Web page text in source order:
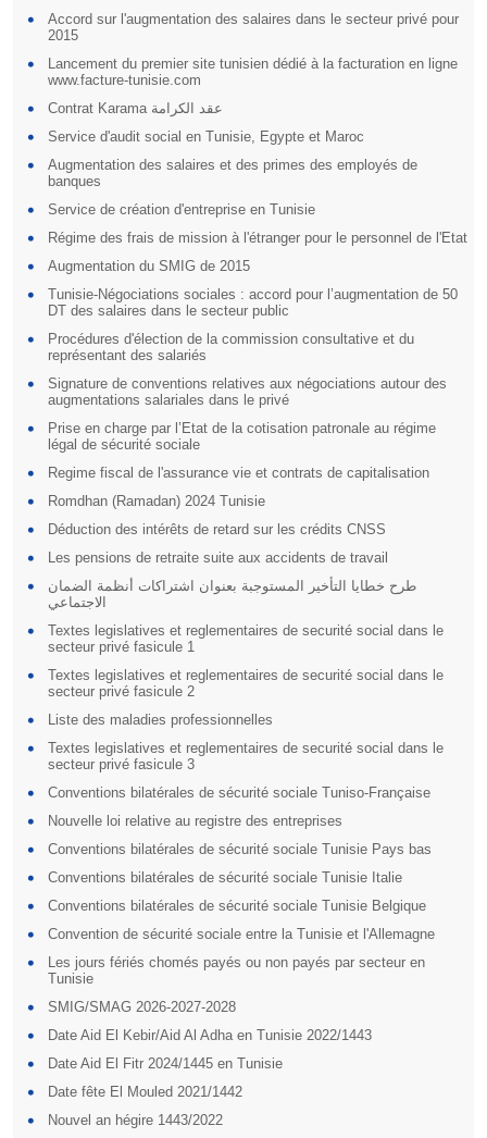
Accord sur l'augmentation des salaires dans le secteur privé pour
2015
Lancement du premier site tunisien dédié à la facturation en ligne
www.facture-tunisie.com
Contrat Karama عقد الكرامة
Service d'audit social en Tunisie, Egypte et Maroc
Augmentation des salaires et des primes des employés de
banques
Service de création d'entreprise en Tunisie
Régime des frais de mission à l'étranger pour le personnel de l'Etat
Augmentation du SMIG de 2015
Tunisie-Négociations sociales : accord pour l’augmentation de 50
DT des salaires dans le secteur public
Procédures d'élection de la commission consultative et du
représentant des salariés
Signature de conventions relatives aux négociations autour des
augmentations salariales dans le privé
Prise en charge par l’Etat de la cotisation patronale au régime
légal de sécurité sociale
Regime fiscal de l'assurance vie et contrats de capitalisation
Romdhan (Ramadan) 2024 Tunisie
Déduction des intérêts de retard sur les crédits CNSS
Les pensions de retraite suite aux accidents de travail
طرح خطايا التأخير المستوجبة بعنوان اشتراكات أنظمة الضمان
الاجتماعي
Textes legislatives et reglementaires de securité social dans le
secteur privé fasicule 1
Textes legislatives et reglementaires de securité social dans le
secteur privé fasicule 2
Liste des maladies professionnelles
Textes legislatives et reglementaires de securité social dans le
secteur privé fasicule 3
Conventions bilatérales de sécurité sociale Tuniso-Française
Nouvelle loi relative au registre des entreprises
Conventions bilatérales de sécurité sociale Tunisie Pays bas
Conventions bilatérales de sécurité sociale Tunisie Italie
Conventions bilatérales de sécurité sociale Tunisie Belgique
Convention de sécurité sociale entre la Tunisie et l'Allemagne
Les jours fériés chomés payés ou non payés par secteur en
Tunisie
SMIG/SMAG 2026-2027-2028
Date Aid El Kebir/Aid Al Adha en Tunisie 2022/1443
Date Aid El Fitr 2024/1445 en Tunisie
Date fête El Mouled 2021/1442
Nouvel an hégire 1443/2022